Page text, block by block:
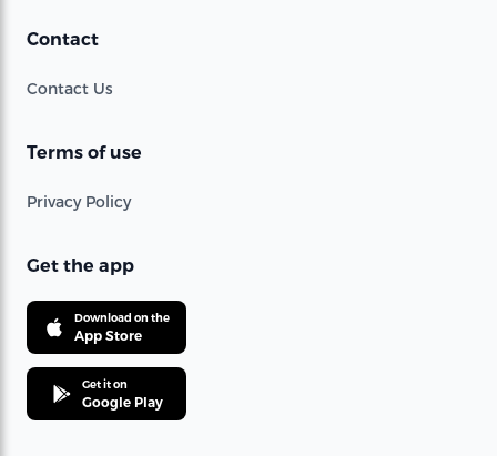
Contact
Contact Us
Terms of use
Privacy Policy
Get the app
Download on the
App Store
Get it on
Google Play